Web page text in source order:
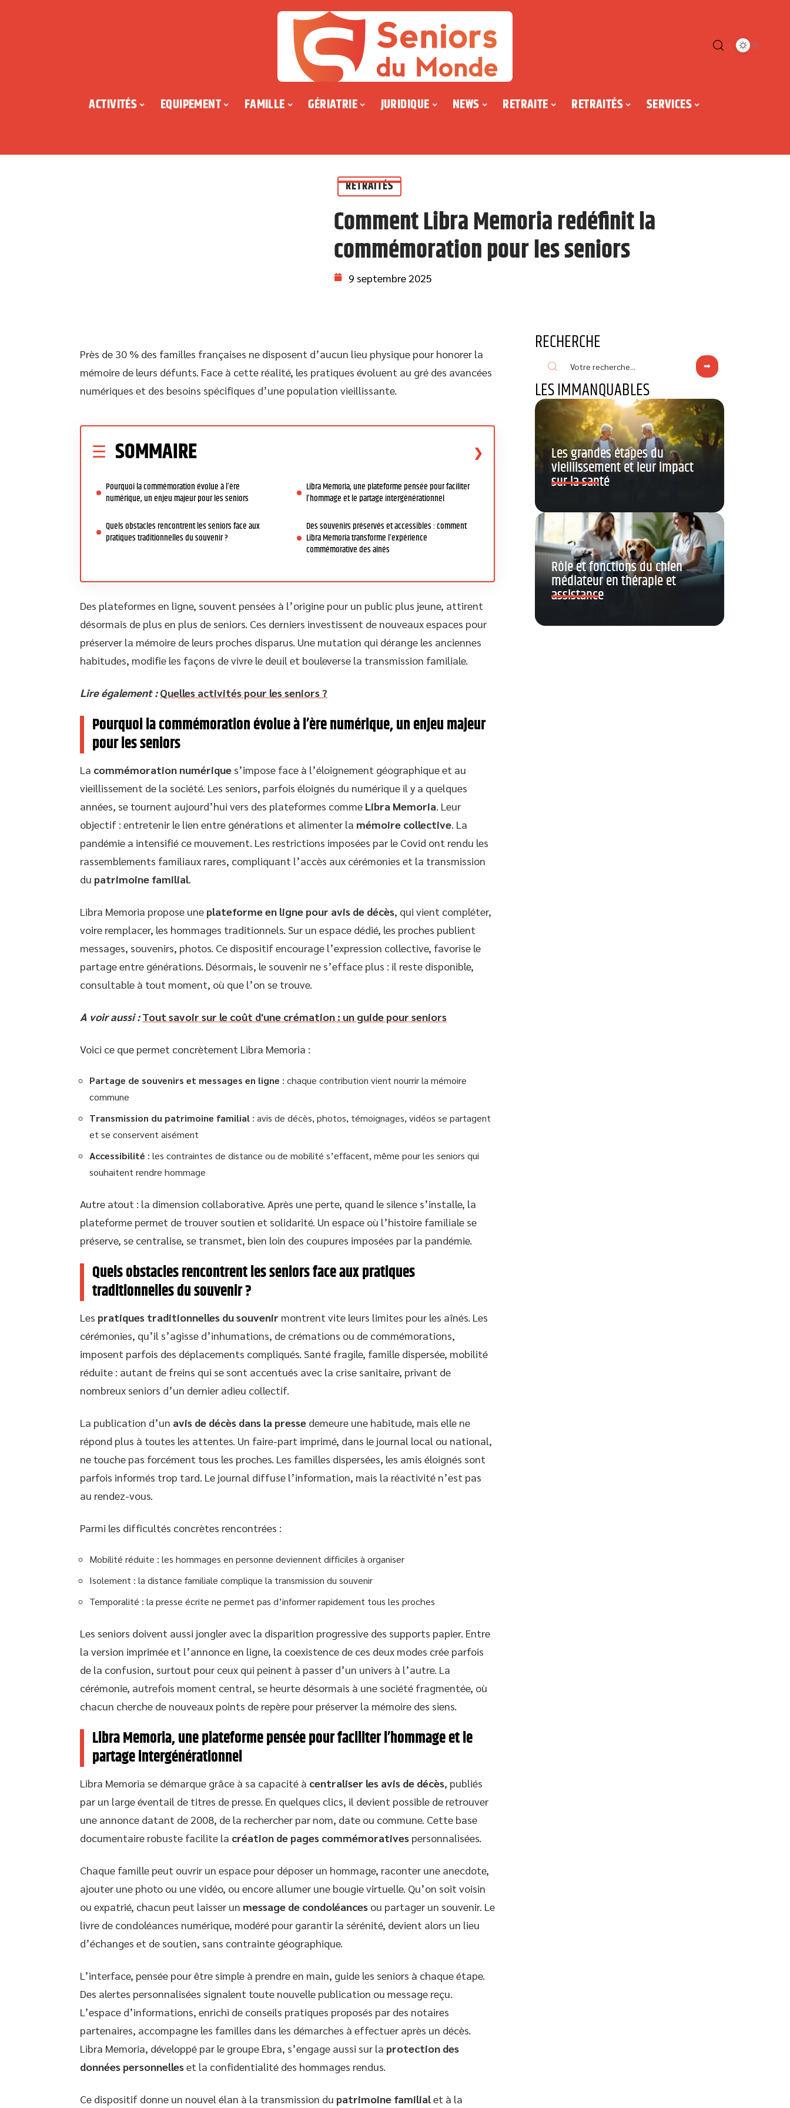
ACTIVITÉS EQUIPEMENT FAMILLE GÉRIATRIE JURIDIQUE NEWS RETRAITE RETRAITÉS SERVICES
RETRAITÉS
Comment Libra Memoria redéfinit la
commémoration pour les seniors
9 septembre 2025
Près de 30 % des familles françaises ne disposent d’aucun lieu physique pour honorer la
mémoire de leurs défunts. Face à cette réalité, les pratiques évoluent au gré des avancées
numériques et des besoins spécifiques d’une population vieillissante.
SOMMAIRE
Pourquoi la commémoration évolue à l’ère
numérique, un enjeu majeur pour les seniors
Quels obstacles rencontrent les seniors face aux
pratiques traditionnelles du souvenir ?
Libra Memoria, une plateforme pensée pour faciliter
l’hommage et le partage intergénérationnel
Des souvenirs préservés et accessibles : comment
Libra Memoria transforme l’expérience
commémorative des aînés
Des plateformes en ligne, souvent pensées à l’origine pour un public plus jeune, attirent
désormais de plus en plus de seniors. Ces derniers investissent de nouveaux espaces pour
préserver la mémoire de leurs proches disparus. Une mutation qui dérange les anciennes
habitudes, modifie les façons de vivre le deuil et bouleverse la transmission familiale.
Lire également : Quelles activités pour les seniors ?
Pourquoi la commémoration évolue à l’ère numérique, un enjeu majeur
pour les seniors
La commémoration numérique s’impose face à l’éloignement géographique et au
vieillissement de la société. Les seniors, parfois éloignés du numérique il y a quelques
années, se tournent aujourd’hui vers des plateformes comme Libra Memoria. Leur
objectif : entretenir le lien entre générations et alimenter la mémoire collective. La
pandémie a intensifié ce mouvement. Les restrictions imposées par le Covid ont rendu les
rassemblements familiaux rares, compliquant l’accès aux cérémonies et la transmission
du patrimoine familial.
Libra Memoria propose une plateforme en ligne pour avis de décès, qui vient compléter,
voire remplacer, les hommages traditionnels. Sur un espace dédié, les proches publient
messages, souvenirs, photos. Ce dispositif encourage l’expression collective, favorise le
partage entre générations. Désormais, le souvenir ne s’efface plus : il reste disponible,
consultable à tout moment, où que l’on se trouve.
A voir aussi : Tout savoir sur le coût d'une crémation : un guide pour seniors
Voici ce que permet concrètement Libra Memoria :
Partage de souvenirs et messages en ligne : chaque contribution vient nourrir la mémoire
commune
Transmission du patrimoine familial : avis de décès, photos, témoignages, vidéos se partagent
et se conservent aisément
Accessibilité : les contraintes de distance ou de mobilité s’effacent, même pour les seniors qui
souhaitent rendre hommage
Autre atout : la dimension collaborative. Après une perte, quand le silence s’installe, la
plateforme permet de trouver soutien et solidarité. Un espace où l’histoire familiale se
préserve, se centralise, se transmet, bien loin des coupures imposées par la pandémie.
Quels obstacles rencontrent les seniors face aux pratiques
traditionnelles du souvenir ?
Les pratiques traditionnelles du souvenir montrent vite leurs limites pour les aînés. Les
cérémonies, qu’il s’agisse d’inhumations, de crémations ou de commémorations,
imposent parfois des déplacements compliqués. Santé fragile, famille dispersée, mobilité
réduite : autant de freins qui se sont accentués avec la crise sanitaire, privant de
nombreux seniors d’un dernier adieu collectif.
La publication d’un avis de décès dans la presse demeure une habitude, mais elle ne
répond plus à toutes les attentes. Un faire-part imprimé, dans le journal local ou national,
ne touche pas forcément tous les proches. Les familles dispersées, les amis éloignés sont
parfois informés trop tard. Le journal diffuse l’information, mais la réactivité n’est pas
au rendez-vous.
Parmi les difficultés concrètes rencontrées :
Mobilité réduite : les hommages en personne deviennent difficiles à organiser
Isolement : la distance familiale complique la transmission du souvenir
Temporalité : la presse écrite ne permet pas d’informer rapidement tous les proches
Les seniors doivent aussi jongler avec la disparition progressive des supports papier. Entre
la version imprimée et l’annonce en ligne, la coexistence de ces deux modes crée parfois
de la confusion, surtout pour ceux qui peinent à passer d’un univers à l’autre. La
cérémonie, autrefois moment central, se heurte désormais à une société fragmentée, où
chacun cherche de nouveaux points de repère pour préserver la mémoire des siens.
Libra Memoria, une plateforme pensée pour faciliter l’hommage et le
partage intergénérationnel
Libra Memoria se démarque grâce à sa capacité à centraliser les avis de décès, publiés
par un large éventail de titres de presse. En quelques clics, il devient possible de retrouver
une annonce datant de 2008, de la rechercher par nom, date ou commune. Cette base
documentaire robuste facilite la création de pages commémoratives personnalisées.
Chaque famille peut ouvrir un espace pour déposer un hommage, raconter une anecdote,
ajouter une photo ou une vidéo, ou encore allumer une bougie virtuelle. Qu’on soit voisin
ou expatrié, chacun peut laisser un message de condoléances ou partager un souvenir. Le
livre de condoléances numérique, modéré pour garantir la sérénité, devient alors un lieu
d’échanges et de soutien, sans contrainte géographique.
L’interface, pensée pour être simple à prendre en main, guide les seniors à chaque étape.
Des alertes personnalisées signalent toute nouvelle publication ou message reçu.
L’espace d’informations, enrichi de conseils pratiques proposés par des notaires
partenaires, accompagne les familles dans les démarches à effectuer après un décès.
Libra Memoria, développé par le groupe Ebra, s’engage aussi sur la protection des
données personnelleset la confidentialité des hommages rendus.
Ce dispositif donne un nouvel élan à la transmission du patrimoine familialet à la
RECHERCHE
LES IMMANQUABLES
Les grandes étapes du
vieillissement et leur impact
sur la santé
Rôle et fonctions du chien
médiateur en thérapie et
assistance